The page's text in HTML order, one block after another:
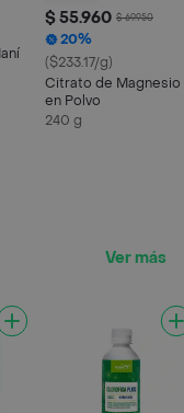
$ 55.960 $ 69.950
20%
($233.17/g)
Citrato de Magnesio
en Polvo
240 g
Ver más